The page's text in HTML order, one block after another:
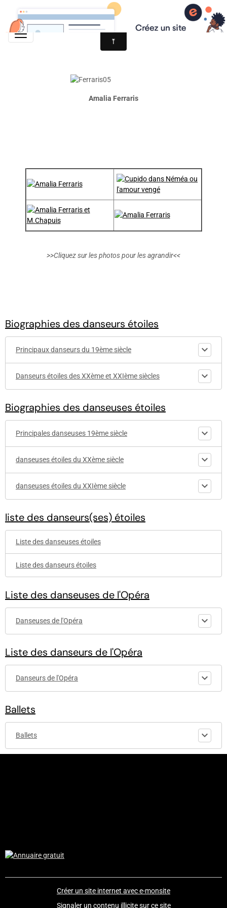
les étoiles de l'Opéra de Paris
Amalia Ferraris
>>Cliquez sur les photos pour les agrandir<<
Biographies des danseurs étoiles
Principaux danseurs du 19ème siècle
Danseurs étoiles des XXème et XXIème siècles
Biographies des danseuses étoiles
Principales danseuses 19ème siècle
danseuses étoiles du XXème siècle
danseuses étoiles du XXIème siècle
liste des danseurs(ses) étoiles
Liste des danseuses étoiles
Liste des danseurs étoiles
Liste des danseuses de l'Opéra
Danseuses de l'Opéra
Liste des danseurs de l'Opéra
Danseurs de l'Opéra
Ballets
Ballets
Créer un site internet avec e-monsite
Signaler un contenu illicite sur ce site